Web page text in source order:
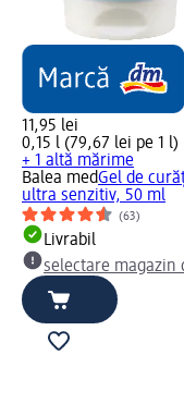
11,95 lei
0,15 l (79,67 lei pe 1 l)
+ 1 altă mărime
Balea medGel de
ultra senzitiv, 50 ml
(63)
Livrabil
selectare magazin